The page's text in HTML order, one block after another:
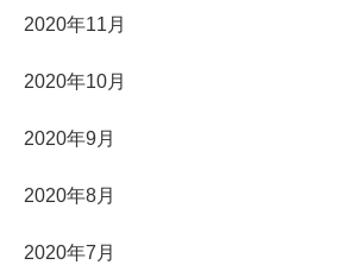
2020年11月
2020年10月
2020年9月
2020年8月
2020年7月